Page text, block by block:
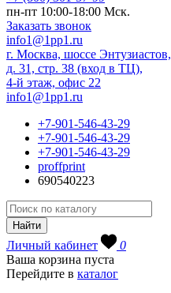
пн-пт 10:00-18:00 Мск.
Заказать звонок
info1@1pp1.ru
г. Москва, шоссе Энтузиастов,
д. 31, стр. 38 (вход в ТЦ),
4-й этаж, офис 22
info1@1pp1.ru
+7-901-546-43-29
+7-901-546-43-29
+7-901-546-43-29
proffprint
690540223
Личный кабинет
0
Ваша корзина пуста
Перейдите в каталог